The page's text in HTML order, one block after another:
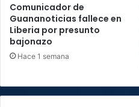
Comunicador de
Guananoticias fallece en
Liberia por presunto
bajonazo
Hace 1 semana